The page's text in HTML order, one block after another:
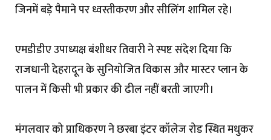
जिनमें बड़े पैमाने पर ध्वस्तीकरण और सीलिंग शामिल रहे।
एमडीडीए उपाध्यक्ष बंशीधर तिवारी ने स्पष्ट संदेश दिया कि
राजधानी देहरादून के सुनियोजित विकास और मास्टर प्लान के
पालन में किसी भी प्रकार की ढील नहीं बरती जाएगी।
मंगलवार को प्राधिकरण ने छरबा इंटर कॉलेज रोड स्थित मधुकर